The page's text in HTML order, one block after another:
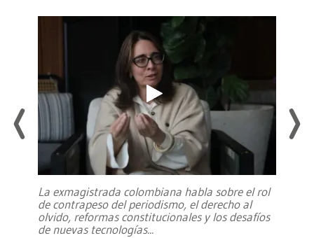
La exmagistrada colombiana habla sobre el rol
de contrapeso del periodismo, el derecho al
olvido, reformas constitucionales y los desafíos
de nuevas tecnologías...